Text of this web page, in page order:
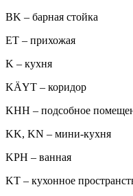
BK – барная стойка
ET – прихожая
K – кухня
KÄYT – коридор
KHH – подсобное
KK, KN – мини-кухня
KPH – ванная
KT – кухонное